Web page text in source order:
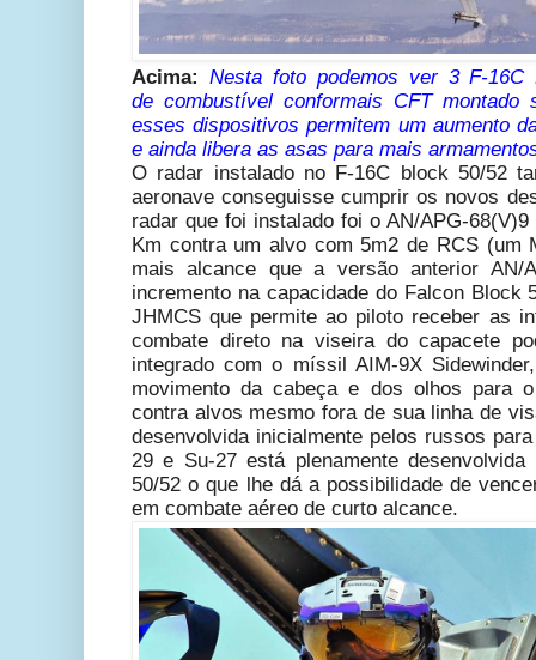
Acima: Nesta foto podemos ver 3 F-
de combustívelconformais CFT montado
esses dispositivos permitem um aumento
e ainda libera as asas para mais
O radar instalado no F-16C block 50/52
aeronave conseguisse cumprir os novos
radar que foi instalado foi o AN/APG-
Km contra um alvo com 5m2 de RCS (um
mais alcance que a versão anterior AN/
incremento na capacidade do Falcon Block
JHMCS que permite ao piloto receber as
combate direto na viseira do capacete
integrado com o míssil AIM-9X
movimento da cabeça e dos olhos para
contra alvos mesmo fora de sua linha de
desenvolvida inicialmente pelos russos
29 e Su-27 está plenamente
50/52 o que lhe dá a possibilidade de
em combate aéreo de curto alcance.